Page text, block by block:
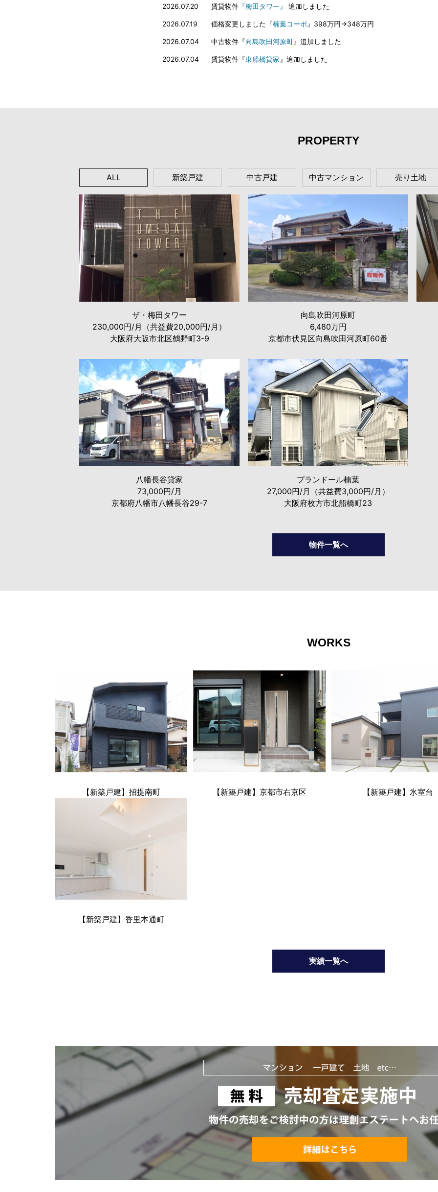
2026.07.20 賃貸物件 『梅田タワー』 追加しました
2026.07.19 価格変更しました『楠葉コーポ 』398万円→348万円
2026.07.04 中古物件『向島吹田河原町』追加しました
2026.07.04 賃貸物件『東船橋貸家 』追加しました
PROPERTY
ALL 新築戸建 中古戸建 中古マンション 売り土地
ザ・梅田タワー
230,000円/月（共益費20,000円/月）
大阪府大阪市北区鶴野町3-9
向島吹田河原町
6,480万円
京都市伏見区向島吹田河原町60番
八幡長谷貸家
73,000円/月
京都府八幡市八幡長谷29-7
プランドール楠葉
27,000円/月（共益費3,000円/月）
大阪府枚方市北船橋町23
物件一覧へ
WORKS
【新築戸建】招提南町 【新築戸建】京都市右京区 【新築戸建】氷室台
【新築戸建】香里本通町
実績一覧へ